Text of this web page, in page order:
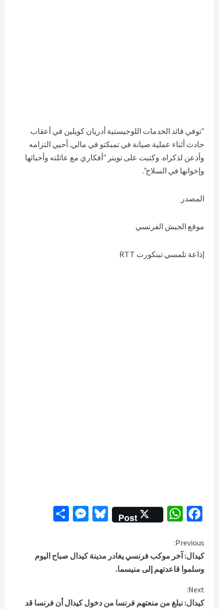
“توفي قائد الخدمات اللوجيستية أدريان كويلين في أعقاب
حادث أثناء عملية صيانة في تمبكتو في مالي. أحيي التزامه
وأذعن لذكراه. وكتبت على تويتر “أفكاري مع عائلته وأحبائها
وإخوانها في السلاح”.
المصدر
موقع الجيش الفرنسي
إذاعة تلمسي تبنكورت RTT
Facebook
WhatsApp
Post
Bluesky
C
o
n
Previous:
كيدال: آخر موكب فرنسي يغادر مدينة كيدال صباح اليوم
وسلموا قاعدتهم إلى منيسما.
Next:
كيدال: نبلغ من منعتهم فرنسا من دخول كيدال أن فرنسا قد